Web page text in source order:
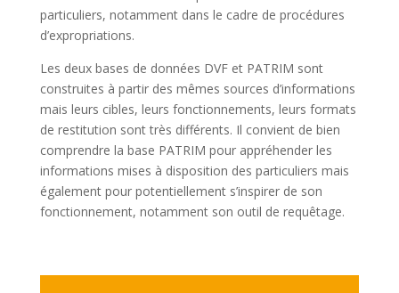
particuliers, notamment dans le cadre de procédures
d’expropriations.
Les deux bases de données DVF et PATRIM sont
construites à partir des mêmes sources d’informations
mais leurs cibles, leurs fonctionnements, leurs formats
de restitution sont très différents. Il convient de bien
comprendre la base PATRIM pour appréhender les
informations mises à disposition des particuliers mais
également pour potentiellement s’inspirer de son
fonctionnement, notamment son outil de requêtage.